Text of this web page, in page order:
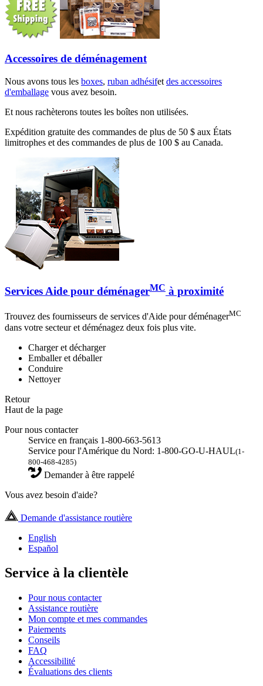
Accessoires de déménagement
Nous avons tous les boxes, ruban adhésifet des accessoires
d'emballage vous avez besoin.
Et nous rachèterons toutes les boîtes non utilisées.
Expédition gratuite des commandes de plus de 50 $ aux États
limitrophes et des commandes de plus de 100 $ au Canada.
Services Aide pour déménagerMC à proximité
Trouvez des fournisseurs de services d'Aide pour déménagerMC
dans votre secteur et déménagez deux fois plus vite.
Charger et décharger
Emballer et déballer
Conduire
Nettoyer
Retour
Haut de la page
Pour nous contacter
Service en français 1-800-663-5613
Service pour l'Amérique du Nord: 1-800-GO-U-HAUL(1-
800-468-4285)
Demander à être rappelé
Vous avez besoin d'aide?
Demande d'assistance routière
English
Español
Service à la clientèle
Pour nous contacter
Assistance routière
Mon compte et mes commandes
Paiements
Conseils
FAQ
Accessibilité
Évaluations des clients